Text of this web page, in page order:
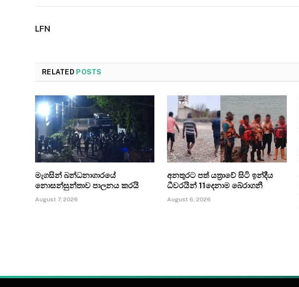
LFN
RELATED POSTS
මැගසින් බන්ධනාගාරයේ
නොසන්සුන්තාව පාලනය කරයි
August 7, 2026
අනතුරට පත් යත්‍රාවේ සිටි ඉන්දීය
ධීවරයින් 11දෙනාම බේරාගනී
August 6, 2026